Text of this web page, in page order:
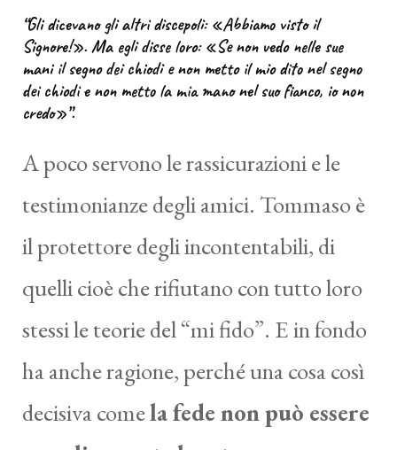
“Gli dicevano gli altri discepoli: «Abbiamo visto il
Signore!». Ma egli disse loro: «Se non vedo nelle sue
mani il segno dei chiodi e non metto il mio dito nel segno
dei chiodi e non metto la mia mano nel suo fianco, io non
credo»”.
A poco servono le rassicurazioni e le
testimonianze degli amici. Tommaso è
il protettore degli incontentabili, di
quelli cioè che rifiutano con tutto loro
stessi le teorie del “mi fido”. E in fondo
ha anche ragione, perché una cosa così
decisiva comela fede non può essere